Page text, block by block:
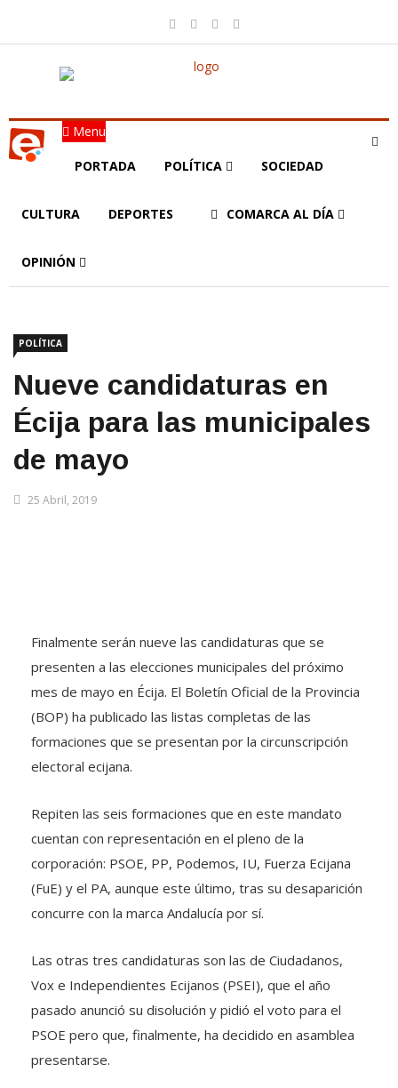
Menu
PORTADA POLÍTICA SOCIEDAD
CULTURA DEPORTES COMARCA AL DÍA
OPINIÓN
POLÍTICA
Nueve candidaturas en
Écija para las municipales
de mayo
25 Abril, 2019
Finalmente serán nueve las candidaturas que se
presenten a las elecciones municipales del próximo
mes de mayo en Écija. El Boletín Oficial de la Provincia
(BOP) ha publicado las listas completas de las
formaciones que se presentan por la circunscripción
electoral ecijana.
Repiten las seis formaciones que en este mandato
cuentan con representación en el pleno de la
corporación: PSOE, PP, Podemos, IU, Fuerza Ecijana
(FuE) y el PA, aunque este último, tras su desaparición
concurre con la marca Andalucía por sí.
Las otras tres candidaturas son las de Ciudadanos,
Vox e Independientes Ecijanos (PSEI), que el año
pasado anunció su disolución y pidió el voto para el
PSOE pero que, finalmente, ha decidido en asamblea
presentarse.